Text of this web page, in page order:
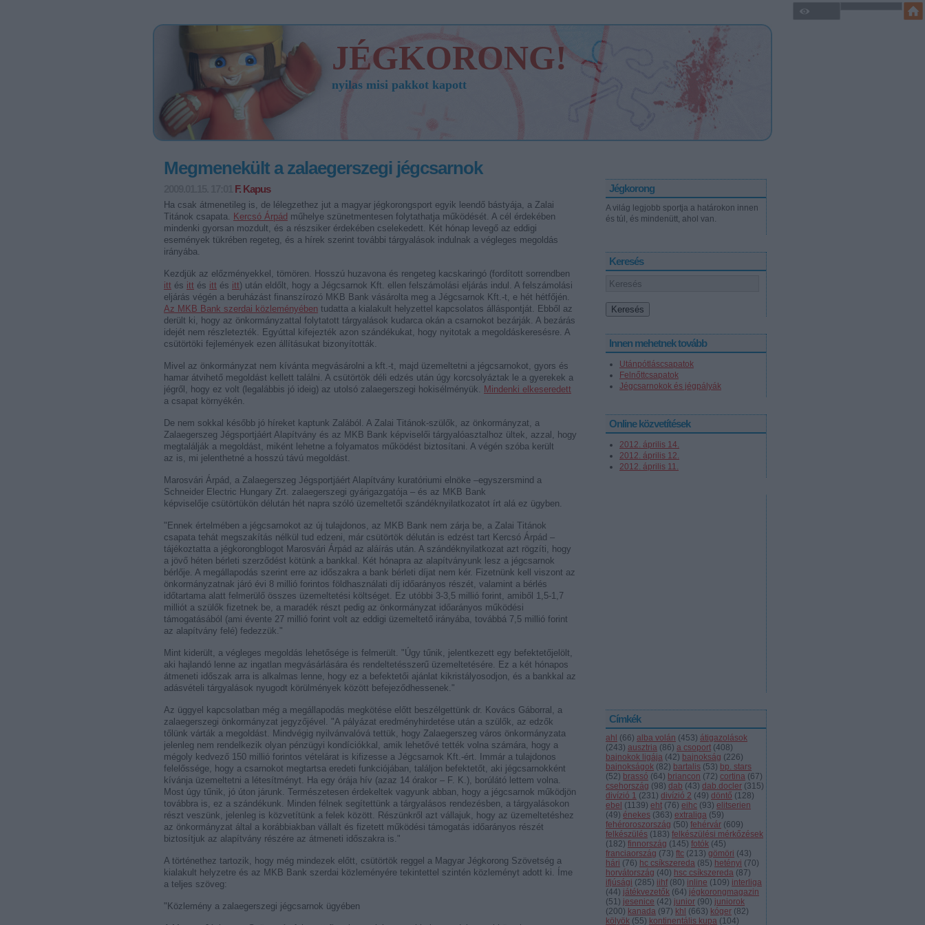
JÉGKORONG!
nyilas misi pakkot kapott
Jégkorong
A világ legjobb sportja a határokon innen
és túl, és mindenütt, ahol van.
Keresés
Innen mehetnek tovább
Utánpótláscsapatok
Felnőttcsapatok
Jégcsarnokok és jégpályák
Online közvetítések
2012. április 14.
2012. április 12.
2012. április 11.
Címkék
ahl (66) alba volán (453) átigazolások
(243) ausztria (86) a csoport (408)
bajnokok ligája (42) bajnokság (226)
bajnokságok (82) bartalis (53) bp. stars
(52) brassó (64) briancon (72) cortina (67)
csehország (98) dab (43) dab.docler (315)
divízió 1 (231) divízió 2 (49) döntő (128)
ebel (1139) eht (76) eihc (93) elitserien
(49) énekes (363) extraliga (59)
fehéroroszország (50) fehérvár (609)
felkészülés (183) felkészülési mérkőzések
(182) finnország (145) fotók (45)
franciaország (73) ftc (213) gömöri (43)
hári (76) hc csíkszereda (85) hetényi (70)
horvátország (40) hsc csíkszereda (87)
ifjúsági (285) iihf (80) inline (109) interliga
(44) játékvezetők (64) jégkorongmagazin
(51) jesenice (42) junior (90) juniorok
(200) kanada (97) khl (663) kóger (82)
kölyök (55) kontinentális kupa (104)
Megmenekült a zalaegerszegi jégcsarnok
F. Kapus
Ha csak átmenetileg is, de lélegzethez jut a magyar jégkorongsport egyik leendő bástyája, a Zalai
Titánok csapata. Kercsó Árpád műhelye szünetmentesen folytathatja működését. A cél érdekében
mindenki gyorsan mozdult, és a részsiker érdekében cselekedett. Két hónap levegő az eddigi
események tükrében regeteg, és a hírek szerint további tárgyalások indulnak a végleges megoldás
irányába.
Kezdjük az előzményekkel, tömören. Hosszú huzavona és rengeteg kacskaringó (fordított sorrendben
itt és itt és itt és itt) után eldőlt, hogy a Jégcsarnok Kft. ellen felszámolási eljárás indul. A felszámolási
eljárás végén a beruházást finanszírozó MKB Bank vásárolta meg a Jégcsarnok Kft.-t, e hét hétfőjén.
Az MKB Bank szerdai közleményében tudatta a kialakult helyzettel kapcsolatos álláspontját. Ebből az
derült ki, hogy az önkormányzattal folytatott tárgyalások kudarca okán a csarnokot bezárják. A bezárás
idejét nem részletezték. Egyúttal kifejezték azon szándékukat, hogy nyitotak a megoldáskeresésre. A
csütörtöki fejlemények ezen állításukat bizonyították.
Mivel az önkormányzat nem kívánta megvásárolni a kft.-t, majd üzemeltetni a jégcsarnokot, gyors és
hamar átvihető megoldást kellett találni. A csütörtök déli edzés után úgy korcsolyáztak le a gyerekek a
jégről, hogy ez volt (legalábbis jó ideig) az utolsó zalaegerszegi hokisélményük. Mindenki elkeseredett
a csapat környékén.
De nem sokkal később jó híreket kaptunk Zalából. A Zalai Titánok-szülők, az önkormányzat, a
Zalaegerszeg Jégsportjáért Alapítvány és az MKB Bank képviselői tárgyalóasztalhoz ültek, azzal, hogy
megtalálják a megoldást, miként lehetne a folyamatos működést biztosítani. A végén szóba került
az is, mi jelenthetné a hosszú távú megoldást.
Marosvári Árpád, a Zalaegerszeg Jégsportjáért Alapítvány kuratóriumi elnöke –egyszersmind a
Schneider Electric Hungary Zrt. zalaegerszegi gyárigazgatója – és az MKB Bank
képviselője csütörtükön délután hét napra szóló üzemeltetői szándéknyilatkozatot írt alá ez ügyben.
"Ennek értelmében a jégcsarnokot az új tulajdonos, az MKB Bank nem zárja be, a Zalai Titánok
csapata tehát megszakítás nélkül tud edzeni, már csütörtök délután is edzést tart Kercsó Árpád –
tájékoztatta a jégkorongblogot Marosvári Árpád az aláírás után. A szándéknyilatkozat azt rögzíti, hogy
a jövő héten bérleti szerződést kötünk a bankkal. Két hónapra az alapítványunk lesz a jégcsarnok
bérlője. A megállapodás szerint erre az időszakra a bank bérleti díjat nem kér. Fizetnünk kell viszont az
önkormányzatnak járó évi 8 millió forintos földhasználati díj időarányos részét, valamint a bérlés
időtartama alatt felmerülő összes üzemeltetési költséget. Ez utóbbi 3-3,5 millió forint, amiből 1,5-1,7
milliót a szülők fizetnek be, a maradék részt pedig az önkormányzat időarányos működési
támogatásából (ami évente 27 millió forint volt az eddigi üzemeltető irányába, továbbá 7,5 millió forint
az alapítvány felé) fedezzük."
Mint kiderült, a végleges megoldás lehetősége is felmerült. "Úgy tűnik, jelentkezett egy befektetőjelölt,
aki hajlandó lenne az ingatlan megvásárlására és rendeltetésszerű üzemeltetésére. Ez a két hónapos
átmeneti időszak arra is alkalmas lenne, hogy ez a befektetői ajánlat kikristályosodjon, és a bankkal az
adásvételi tárgyalások nyugodt körülmények között befejeződhessenek."
Az üggyel kapcsolatban még a megállapodás megkötése előtt beszélgettünk dr. Kovács Gáborral, a
zalaegerszegi önkormányzat jegyzőjével. "A pályázat eredményhirdetése után a szülők, az edzők
tőlünk várták a megoldást. Mindvégig nyilvánvalóvá tettük, hogy Zalaegerszeg város önkormányzata
jelenleg nem rendelkezik olyan pénzügyi kondíciókkal, amik lehetővé tették volna számára, hogy a
mégoly kedvező 150 millió forintos vételárat is kifizesse a Jégcsarnok Kft.-ért. Immár a tulajdonos
felelőssége, hogy a csarnokot megtartsa eredeti funkciójában, találjon befektetőt, aki jégcsarnokként
kívánja üzemeltetni a létesítményt. Ha egy órája hív (azaz 14 órakor – F. K.), borúlátó lettem volna.
Most úgy tűnik, jó úton járunk. Természetesen érdekeltek vagyunk abban, hogy a jégcsarnok működjön
továbbra is, ez a szándékunk. Minden félnek segítettünk a tárgyalásos rendezésben, a tárgyalásokon
részt veszünk, jelenleg is közvetítünk a felek között. Részünkről azt vállajuk, hogy az üzemeltetéshez
az önkormányzat által a korábbiakban vállalt és fizetett működési támogatás időarányos részét
biztosítjuk az alapítvány részére az átmeneti időszakra is."
A történethez tartozik, hogy még mindezek előtt, csütörtök reggel a Magyar Jégkorong Szövetség a
kialakult helyzetre és az MKB Bank szerdai közleményére tekintettel szintén közleményt adott ki. Íme
a teljes szöveg:
"Közlemény a zalaegerszegi jégcsarnok ügyében